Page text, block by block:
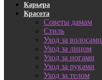
Карьера
Красота
Советы дамам
Стиль
Уход за волосами
Уход за лицом
Уход за ногами
Уход за руками
Уход за телом